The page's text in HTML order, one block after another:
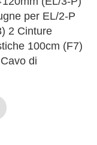
per EL/2-P
2 Cinture
100cm (F7)
di